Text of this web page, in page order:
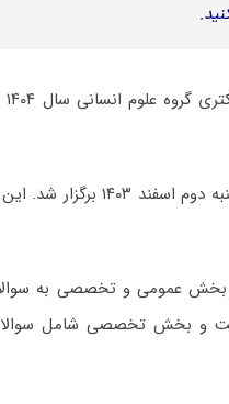
، آزمون دکتری ۱۴۰۴ در روز
بخش عمومی و تخصصی به
و بخش تخصصی شامل